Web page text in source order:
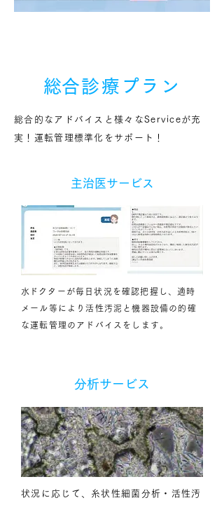
​総合診療プラン
総合的なアドバイスと様々なServiceが充
実！運転管理標準化をサポート！
主治医サービス
​水ドクターが毎日状況を確認把握し、適時
メール等により活性汚泥と機器設備の的確
な運転管理のアドバイスをします。
分析サービス
状況に応じて、糸状性細菌分析・活性汚